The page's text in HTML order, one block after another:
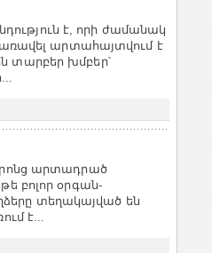
է, որի ժամանակ
առավել արտահայտվում է
տարբեր խմբեր՝
արտադրած
բոլոր օրգան-
տեղակայված են
է...